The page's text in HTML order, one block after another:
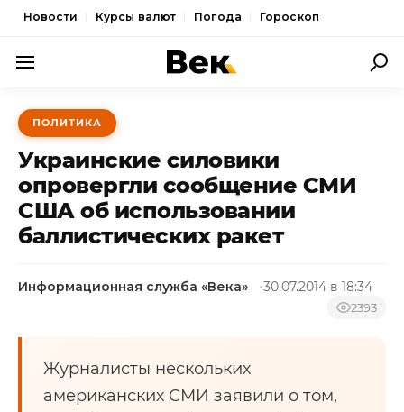
Новости Курсы валют Погода Гороскоп
ПОЛИТИКА
ЭКОНОМИКА
ОБЩЕСТВО
СПОРТ
КУЛЬТУРА
НОВОСТИ
ПОЛИТИКА
Украинские силовики
опровергли сообщение СМИ
США об использовании
баллистических ракет
Информационная служба «Века» 30.07.2014 в 18:34
2393
Журналисты нескольких
американских СМИ заявили о том,